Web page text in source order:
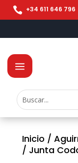
 +34 611 646 796
Inicio /
/ Junta